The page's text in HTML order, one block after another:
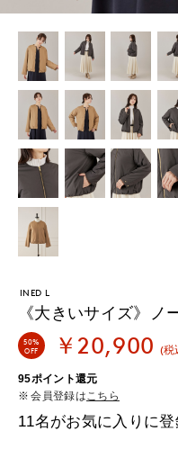
INED L
《大きいサイズ》
50%
OFF
￥20,900 (税
95ポイント還元
会員登録は こちら
11名がお気に入りに登